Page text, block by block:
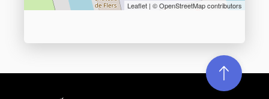
Leaflet | ©OpenStreetMapcontributors
Re
m
on
e
en hau